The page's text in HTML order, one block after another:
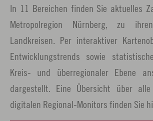
In 11 Bereichen finden Sie aktuelles
Metropolregion Nürnberg, zu
Landkreisen. Per interaktiver
Entwicklungstrends sowie
Kreis- und überregionaler Ebene
dargestellt. Eine Übersicht über
digitalen Regional-Monitors finden Sie